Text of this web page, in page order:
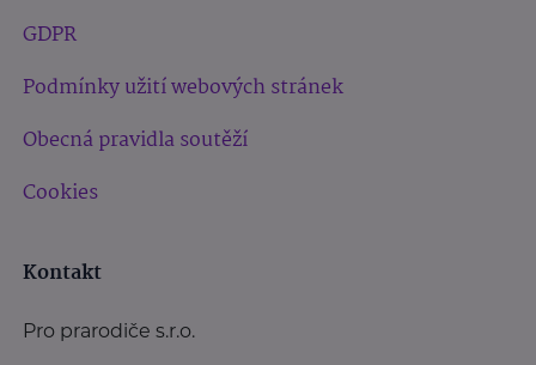
GDPR
Podmínky užití webových stránek
Obecná pravidla soutěží
Cookies
Kontakt
Pro prarodiče s.r.o.